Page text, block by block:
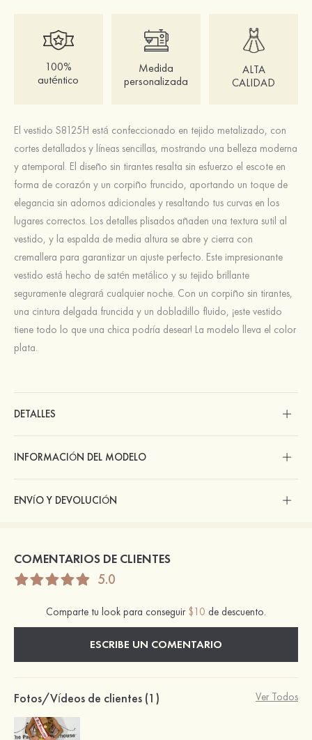
100%
auténtico
Medida
personalizada
ALTA
CALIDAD
El vestido S8125H está confeccionado en tejido metalizado, con
cortes detallados y líneas sencillas, mostrando una belleza moderna
y atemporal. El diseño sin tirantes resalta sin esfuerzo el escote en
forma de corazón y un corpiño fruncido, aportando un toque de
elegancia sin adornos adicionales y resaltando tus curvas en los
lugares correctos. Los detalles plisados añaden una textura sutil al
vestido, y la espalda de media altura se abre y cierra con
cremallera para garantizar un ajuste perfecto. Este impresionante
vestido está hecho de satén metálico y su tejido brillante
seguramente alegrará cualquier noche. Con un corpiño sin tirantes,
una cintura delgada fruncida y un dobladillo fluido, ¡este vestido
tiene todo lo que una chica podría desear! La modelo lleva el color
plata.
DETALLES
INFORMACIÓN DEL MODELO
ENVÍO Y DEVOLUCIÓN
COMENTARIOS DE CLIENTES
5.0
Comparte tu look para conseguir $10 de descuento.
ESCRIBE UN COMENTARIO
Fotos/Vídeos de clientes (1) Ver Todos